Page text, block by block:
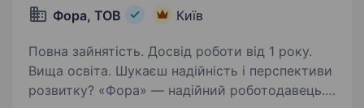
Фора, ТОВ Київ
Повна зайнятість. Досвід роботи від 1 року.
Вища освіта. Шукаєш надійність і перспективи
розвитку? «Фора» — надійний роботодавець.